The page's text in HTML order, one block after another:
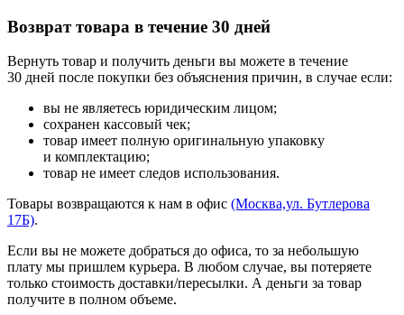
Возврат товара в течение 30 дней
Вернуть товар и получить деньги вы можете в течение
30 дней после покупки без объяснения причин, в случае если:
вы не являетесь юридическим лицом;
сохранен кассовый чек;
товар имеет полную оригинальную упаковку
и комплектацию;
товар не имеет следов использования.
Товары возвращаются к нам в офис (Москва,ул. Бутлерова
17Б).
Если вы не можете добраться до офиса, то за небольшую
плату мы пришлем курьера. В любом случае, вы потеряете
только стоимость доставки/пересылки. А деньги за товар
получите в полном объеме.